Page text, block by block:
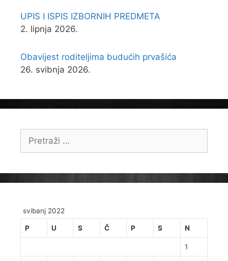
UPIS I ISPIS IZBORNIH PREDMETA
2. lipnja 2026.
Obavijest roditeljima budućih prvašića
26. svibnja 2026.
Pretraži:
svibanj 2022
P U S Č P S N
1